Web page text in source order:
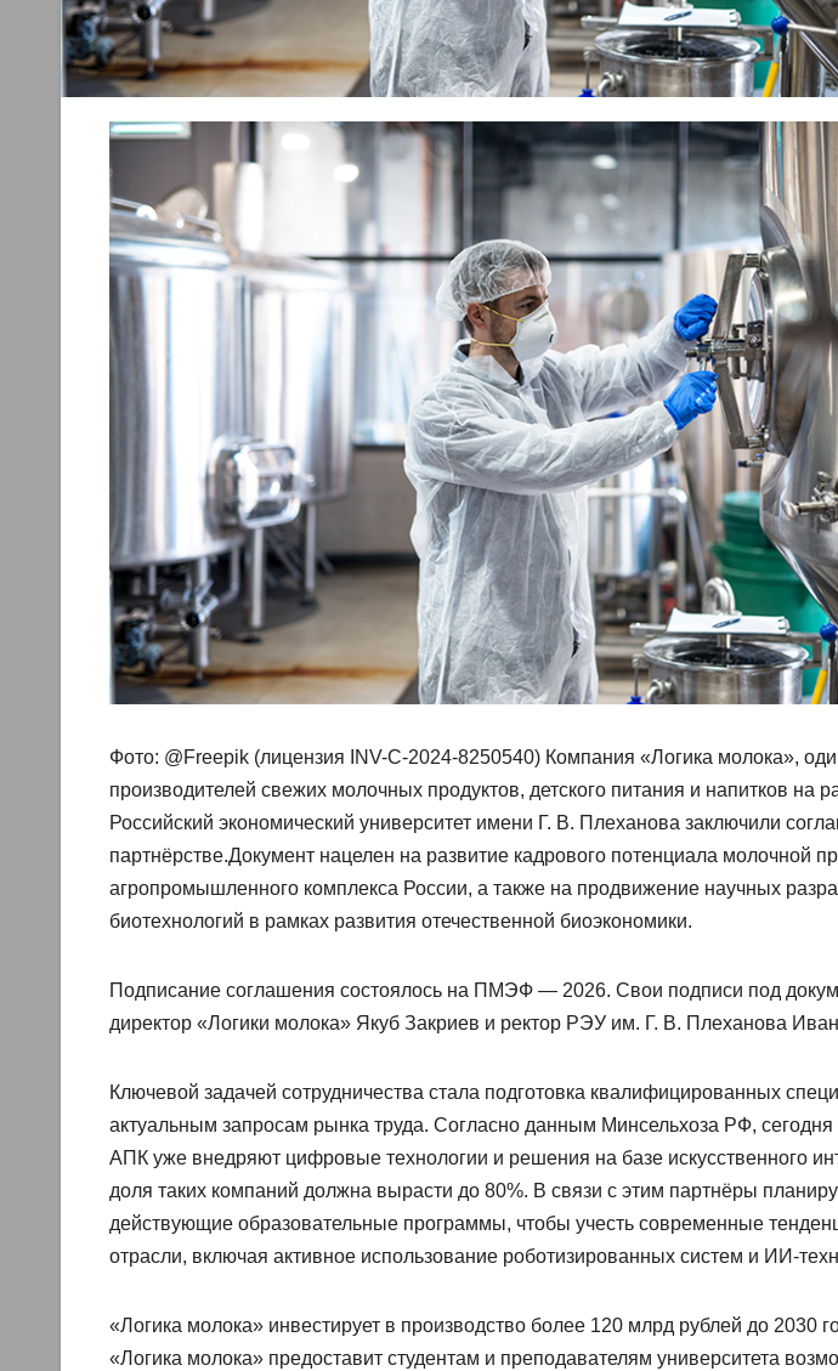
Фото: @Freepik (лицензия INV-C-2024-8250540) Компания «Логика молока»,
производителей свежих молочных продуктов, детского питания и напитков на
Российский экономический университет имени Г. В. Плеханова заключили
партнёрстве.Документ нацелен на развитие кадрового потенциала молочной
агропромышленного комплекса России, а также на продвижение научных
биотехнологий в рамках развития отечественной биоэкономики.
Подписание соглашения состоялось на ПМЭФ — 2026. Свои подписи под
директор «Логики молока» Якуб Закриев и ректор РЭУ им. Г. В. Плеханова
Ключевой задачей сотрудничества стала подготовка квалифицированных
актуальным запросам рынка труда. Согласно данным Минсельхоза РФ,
АПК уже внедряют цифровые технологии и решения на базе искусственного
доля таких компаний должна вырасти до 80%. В связи с этим партнёры
действующие образовательные программы, чтобы учесть современные
отрасли, включая активное использование роботизированных систем и
«Логика молока» инвестирует в производство более 120 млрд рублей до 2030
«Логика молока» предоставит студентам и преподавателям университета